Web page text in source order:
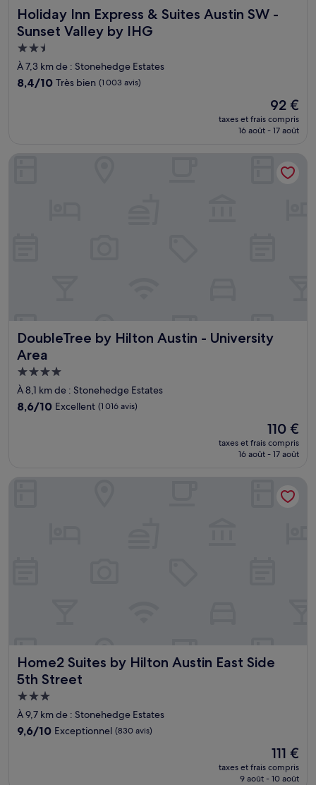
Holiday Inn Express & Suites Austin SW -
Sunset Valley by IHG
Holiday Inn Express & Suites Austin SW - Sunset Valley by
Hébergement
2.5 étoiles
À 7,3 km de : Stonehedge Estates
8.4
8,4/10 Très bien (1 003 avis)
Le
nouveau
prix
92 €
92 €
taxes et frais compris
16 août - 17 août
DoubleTree by Hilton Austin - University
Area
DoubleTree by Hilton Austin - University Area
Hébergement
4.0 étoiles
À 8,1 km de : Stonehedge Estates
8.6
8,6/10 Excellent (1 016 avis)
Le
nouveau
prix
de
110 €
110 €
taxes et frais compris
16 août - 17 août
DoubleTree by Hilton Austin - University Area
Home2 Suites by Hilton Austin East Side
5th Street
Home2 Suites by Hilton Austin East Side 5th Street
Hébergement
3.0 étoiles
À 9,7 km de : Stonehedge Estates
9.6
9,6/10 Exceptionnel (830 avis)
Le
nouveau
prix
111 €
taxes et frais compris
9 août - 10 août